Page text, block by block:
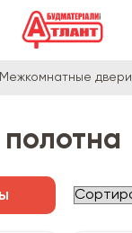
Межкомнатные двери